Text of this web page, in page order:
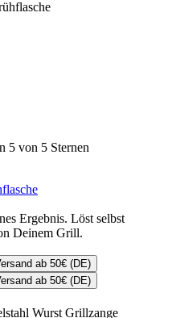
5 von 5 Sternen
Ergebnis. Löst selbst
Deinem Grill.
ab 50€ (DE)
ab 50€ (DE)